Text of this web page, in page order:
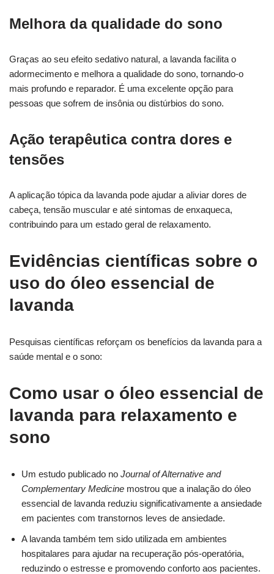
Melhora da qualidade do sono
Graças ao seu efeito sedativo natural, a lavanda facilita o
adormecimento e melhora a qualidade do sono, tornando-o
mais profundo e reparador. É uma excelente opção para
pessoas que sofrem de insônia ou distúrbios do sono.
Ação terapêutica contra dores e
tensões
A aplicação tópica da lavanda pode ajudar a aliviar dores de
cabeça, tensão muscular e até sintomas de enxaqueca,
contribuindo para um estado geral de relaxamento.
Evidências científicas sobre o
uso do óleo essencial de
lavanda
Pesquisas científicas reforçam os benefícios da lavanda para a
saúde mental e o sono:
Como usar o óleo essencial de
lavanda para relaxamento e
sono
Um estudo publicado no Journal of Alternative and
Complementary Medicine mostrou que a inalação do óleo
essencial de lavanda reduziu significativamente a ansiedade
em pacientes com transtornos leves de ansiedade.
A lavanda também tem sido utilizada em ambientes
hospitalares para ajudar na recuperação pós-operatória,
reduzindo o estresse e promovendo conforto aos pacientes.